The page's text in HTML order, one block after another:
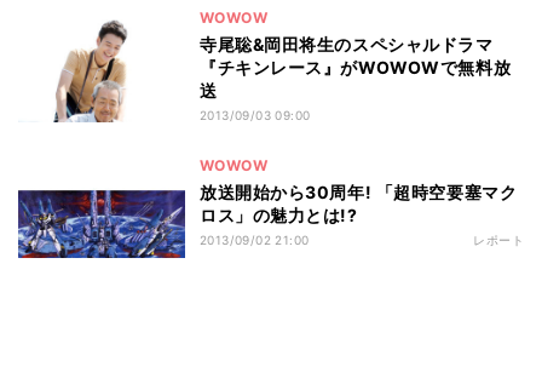
WOWOW
寺尾聡&岡田将生のスペシャルドラマ
『チキンレース』がWOWOWで無料放
送
2013/09/03 09:00
WOWOW
放送開始から30周年! 「超時空要塞マク
ロス」の魅力とは!?
2013/09/02 21:00 レポート